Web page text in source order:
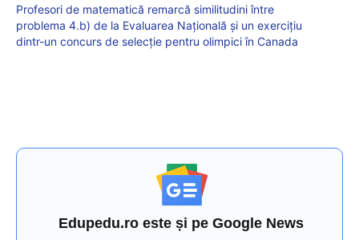
Profesori de matematică remarcă similitudini între
problema 4.b) de la Evaluarea Națională și un exercițiu
dintr-un concurs de selecție pentru olimpici în Canada
Edupedu.ro este și pe Google News